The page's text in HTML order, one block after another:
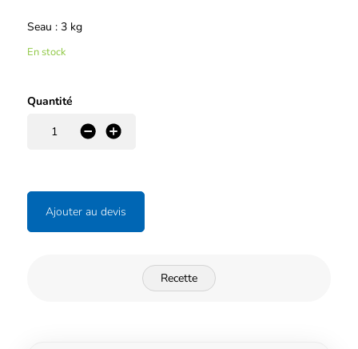
Seau : 3 kg
En stock
Quantité
+
-
Ajouter au devis
Recette